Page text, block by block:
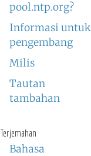
pool.ntp.org?
Informasi untuk
pengembang
Milis
Tautan
tambahan
Terjemahan
Bahasa